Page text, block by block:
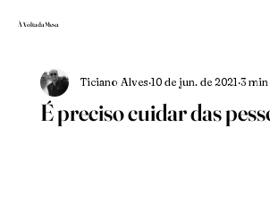
À Volta da Mesa
É preciso cuidar das
Ticiano Alves 10 de jun. de 2021 3 min